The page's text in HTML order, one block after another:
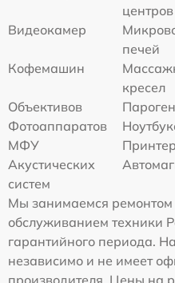
центров
Видеокамер
печей
Кофемашин
кресел
Объективов
Фотоаппаратов
МФУ
Акустических
систем
Мы занимаемся ремонтом
обслуживанием техники
гарантийного периода.
независимо и не имеет
производителя. Цены на